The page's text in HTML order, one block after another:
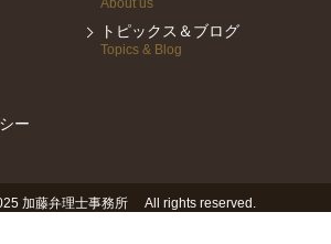
About us
トピックス＆ブログ
Topics & Blog
ー
加藤弁理士事務所 All rights reserved.